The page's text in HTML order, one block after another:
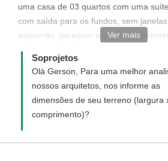
uma casa de 03 quartos com uma
com saída para os fundos, sem
esquerdo. garagem para uma
preferência com todos os quartos para
Ver mais
Soprojetos
Olá Gerson, Para uma melhor
nossos arquitetos, nos informe as
dimensões de seu terreno (largura
comprimento)?